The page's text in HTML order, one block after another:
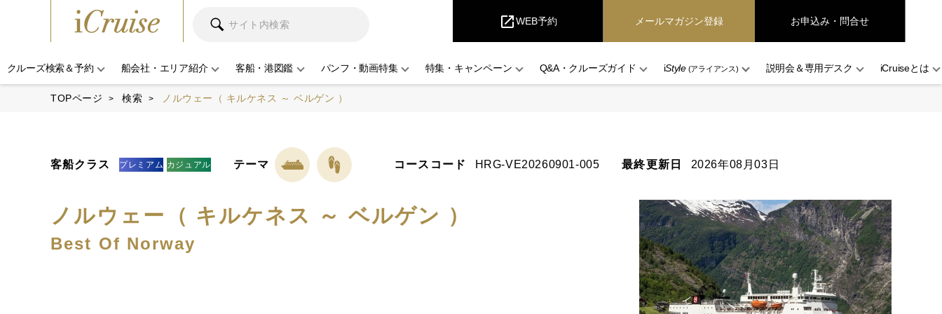
open_in_newWEB予約 メールマガジン登録 お申込み・問合せ
クルーズ検索＆予約 船会社・エリア紹介 客船・港図鑑 パンフ・動画特集 特集・キャンペーン Q&A・クルーズガイド iStyle(アライアンス) 説明会＆専用デスク iCruiseとは
TOPページ 検索 ノルウェー（ キルケネス ～ ベルゲン ）
客船クラス プレミアム カジュアル テーマ コースコード HRG-VE20260901-005 最終更新日 2026年08月03日
ノルウェー（ キルケネス ～ ベルゲン ）
Best Of Norway